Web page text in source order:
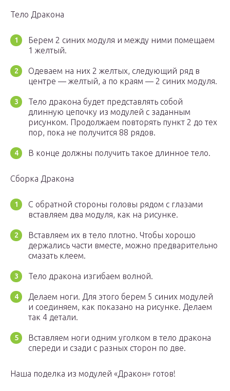
Тело Дракона
Берем 2 синих модуля и между ними помещаем
1 желтый.
Одеваем на них 2 желтых, следующий ряд в
центре — желтый, а по краям — 2 синих модуля.
Тело дракона будет представлять собой
длинную цепочку из модулей с заданным
рисунком. Продолжаем повторять пункт 2 до тех
пор, пока не получится 88 рядов.
В конце должны получить такое длинное тело.
Сборка Дракона
С обратной стороны головы рядом с глазами
вставляем два модуля, как на рисунке.
Вставляем их в тело плотно. Чтобы хорошо
держались части вместе, можно предварительно
смазать клеем.
Тело дракона изгибаем волной.
Делаем ноги. Для этого берем 5 синих модулей
и соединяем, как показано на рисунке. Делаем
так 4 детали.
Вставляем ноги одним уголком в тело дракона
спереди и сзади с разных сторон по две.
Наша поделка из модулей «Дракон» готов!